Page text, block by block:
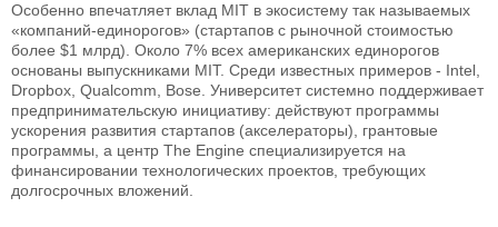
Особенно впечатляет вклад MIT в экосистему так называемых
«компаний-единорогов» (стартапов с рыночной стоимостью
более $1 млрд). Около 7% всех американских единорогов
основаны выпускниками MIT. Среди известных примеров - Intel,
Dropbox, Qualcomm, Bose. Университет системно поддерживает
предпринимательскую инициативу: действуют программы
ускорения развития стартапов (акселераторы), грантовые
программы, а центр The Engine специализируется на
финансировании технологических проектов, требующих
долгосрочных вложений.